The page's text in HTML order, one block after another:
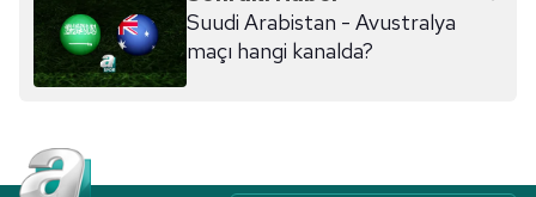
Sitemizde kendimize ve üçüncü kişilere ait çerezler
kullanılmaktadır. Bu çerezler vasıtasıyla çeşitli kişisel
verileriniz işlenmekte olup gerekli olan çerezler bilgi
kılınması ve kişiselleştirilmesi ve sizlere yönelik
reklam/pazarlama faaliyetlerinin yapılması, amaçlarıyla
Suudi Arabistan - Avustralya
maçı hangi kanalda?